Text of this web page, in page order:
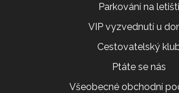
Parkování na letišti
VIP vyzvednutí u
Cestovatelský
Ptáte se nás
Všeobecné obchodní